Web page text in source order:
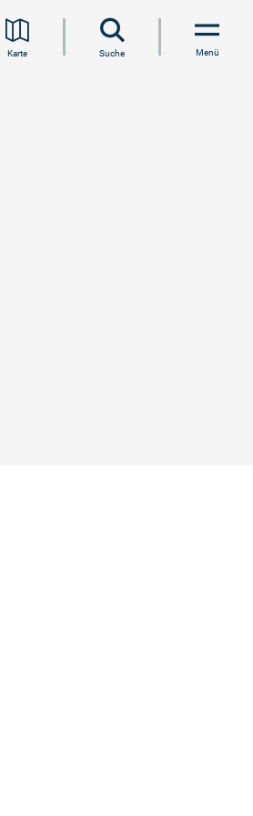
Karte Suche Menü